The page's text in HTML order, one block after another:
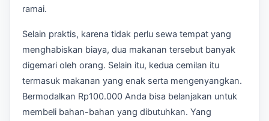
ramai.
Selain praktis, karena tidak perlu sewa tempat yang
menghabiskan biaya, dua makanan tersebut banyak
digemari oleh orang. Selain itu, kedua cemilan itu
termasuk makanan yang enak serta mengenyangkan.
Bermodalkan Rp100.000 Anda bisa belanjakan untuk
membeli bahan-bahan yang dibutuhkan. Yang